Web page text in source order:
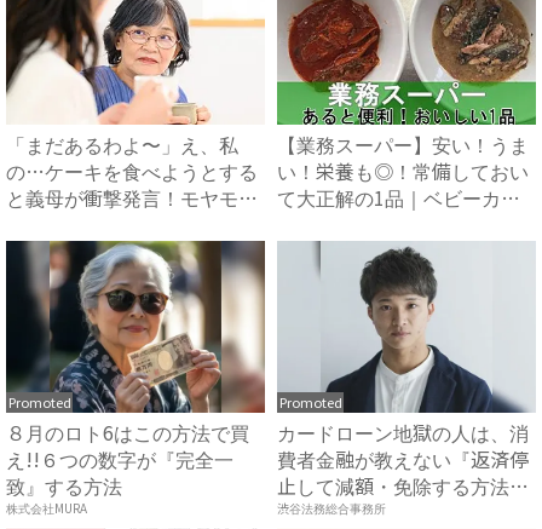
「まだあるわよ〜」え、私
の…ケーキを食べようとする
と義母が衝撃発言！モヤモヤ
【業務スーパー】安い！うま
い！栄養も◎！常備しておい
て大正解の1品｜ベビーカレ
Promoted
８月のロト6はこの方法で買
え!!６つの数字が『完全一
致』する方法
株式会社MURA
Promoted
カードローン地獄の人は、消
費者金融が教えない『返済停
止して減額・免除する方法』
で...
渋谷法務総合事務所